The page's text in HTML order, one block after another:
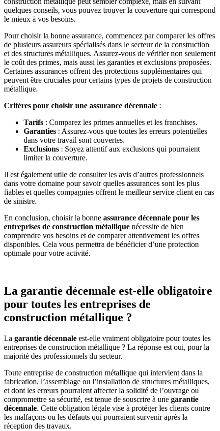
quelques conseils, vous pouvez trouver la couverture qui correspond
le mieux à vos besoins.
Pour choisir la bonne assurance, commencez par comparer les offres
de plusieurs assureurs spécialisés dans le secteur de la construction
et des structures métalliques. Assurez-vous de vérifier non seulement
le coût des primes, mais aussi les garanties et exclusions proposées.
Certaines assurances offrent des protections supplémentaires qui
peuvent être cruciales pour certains types de projets de construction
métallique.
Critères pour choisir une assurance décennale :
Tarifs : Comparez les primes annuelles et les franchises.
Garanties : Assurez-vous que toutes les erreurs potentielles
dans votre travail sont couvertes.
Exclusions : Soyez attentif aux exclusions qui pourraient
limiter la couverture.
Il est également utile de consulter les avis d’autres professionnels
dans votre domaine pour savoir quelles assurances sont les plus
fiables et quelles compagnies offrent le meilleur service client en cas
de sinistre.
En conclusion, choisir la bonne assurance décennale pour les
entreprises de construction métallique nécessite de bien
comprendre vos besoins et de comparer attentivement les offres
disponibles. Cela vous permettra de bénéficier d’une protection
optimale pour votre activité.
La garantie décennale est-elle obligatoire
pour toutes les entreprises de
construction métallique ?
La garantie décennale est-elle vraiment obligatoire pour toutes les
entreprises de construction métallique ? La réponse est oui, pour la
majorité des professionnels du secteur.
Toute entreprise de construction métallique qui intervient dans la
fabrication, l’assemblage ou l’installation de structures métalliques,
et dont les erreurs pourraient affecter la solidité de l’ouvrage ou
compromettre sa sécurité, est tenue de souscrire à une garantie
décennale. Cette obligation légale vise à protéger les clients contre
les malfaçons ou les défauts qui pourraient survenir après la
réception des travaux.